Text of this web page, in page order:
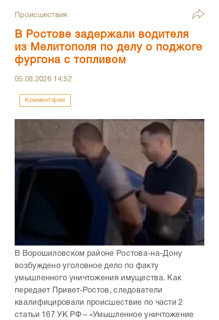
Происшествия
В Ростове задержали водителя
из Мелитополя по делу о поджоге
фургона с топливом
05.08.2026 14:52
Комментарии
В Ворошиловском районе Ростова-на-Дону
возбуждено уголовное дело по факту
умышленного уничтожения имущества. Как
передает Привет-Ростов, следователи
квалифицировали происшествие по части 2
статьи 167 УК РФ – «Умышленное уничтожение